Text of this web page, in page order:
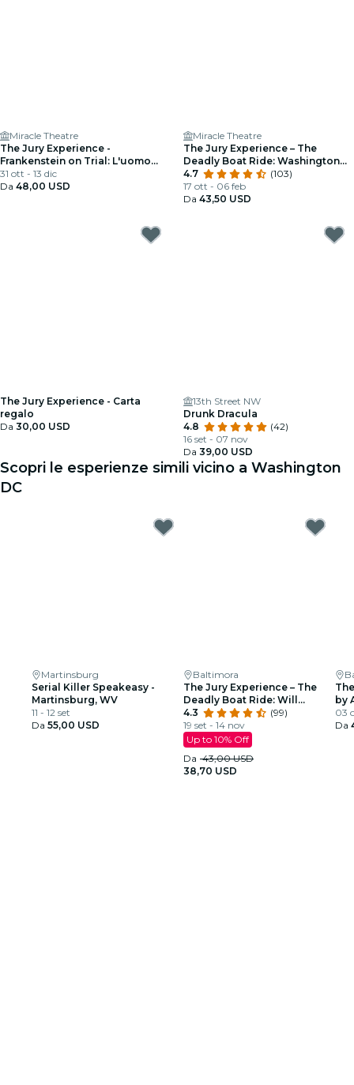
Miracle Theatre
The Jury Experience -
Frankenstein on Trial: L'uomo
che sfidò Dio
31 ott - 13 dic
Da 48,00 USD
Miracle Theatre
The Jury Experience – The
Deadly Boat Ride: Washington
DC che consegna giustizia
4.7
(103)
17 ott - 06 feb
Da 43,50 USD
The Jury Experience - Carta
regalo
Da 30,00 USD
13th Street NW
Drunk Dracula
4.8
(42)
16 set - 07 nov
Da 39,00 USD
Scopri le esperienze simili vicino a Washington
DC
Martinsburg
Serial Killer Speakeasy -
Martinsburg, WV
11 - 12 set
Da 55,00 USD
Baltimora
The Jury Experience – The
Deadly Boat Ride: Will
Baltimore Deliver Justice?
4.3
(99)
19 set - 14 nov
Up to 10% Off
Da 43,00 USD
38,70 USD
by
03
Da